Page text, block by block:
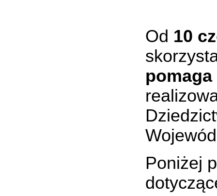
Od 10
Poniżej